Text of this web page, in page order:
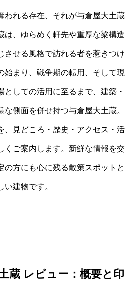
われる存在、それが与倉屋大土蔵
は、ゆらめく軒先や重厚な梁構造
させる風格で訪れる者を惹きつけ
始まり、戦争期の転用、そして現
としての活用に至るまで、建築・
側面を併せ持つ与倉屋大土蔵。
、見どころ・歴史・アクセス・活
くご案内します。新鮮な情報を交
の方にも心に残る散策スポットと
い建物です。
蔵 レビュー：概要と印